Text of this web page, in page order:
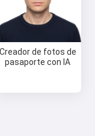
Creador de fotos de
pasaporte con IA